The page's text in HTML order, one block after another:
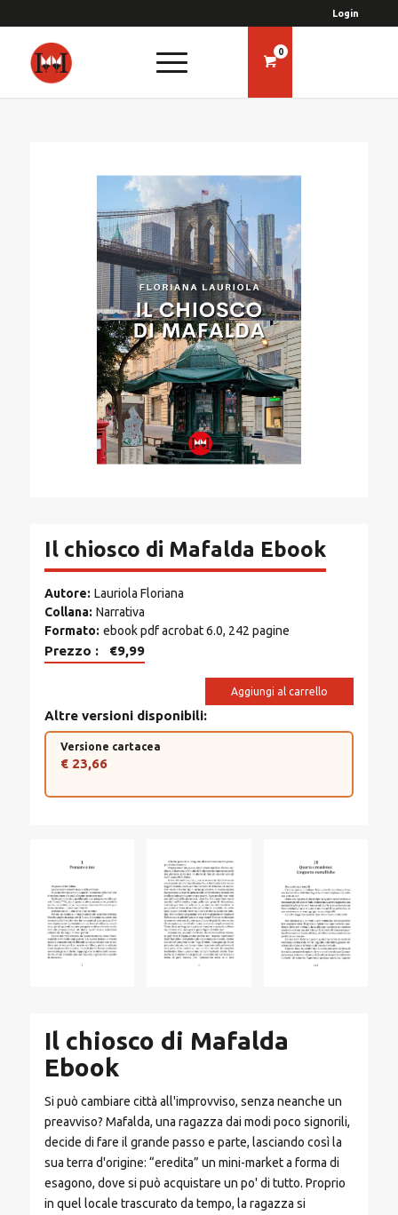
Login
0
Il chiosco di Mafalda Ebook
Autore Lauriola Floriana
Collana Narrativa
Formato ebook pdf acrobat 6.0, 242 pagine
Prezzo €9,99
Aggiungi al carrello
Altre versioni disponibili
Versione cartacea
€ 23,66
Il chiosco di Mafalda
Ebook
Si può cambiare città all'improvviso, senza neanche un
preavviso? Mafalda, una ragazza dai modi poco signorili,
decide di fare il grande passo e parte, lasciando così la
sua terra d'origine: “eredita” un mini-market a forma di
esagono, dove si può acquistare un po' di tutto. Proprio
in quel locale trascurato da tempo, la ragazza si